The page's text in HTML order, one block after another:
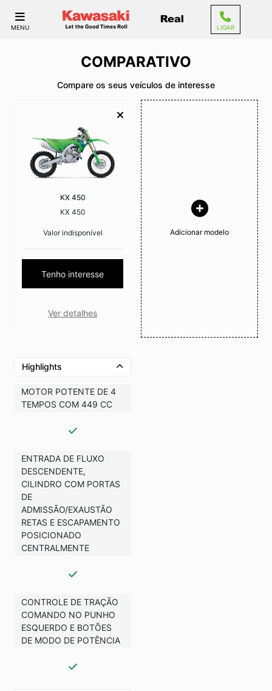
MENU LIGAR
COMPARATIVO
Compare os seus veículos de interesse
KX 450
KX 450
Valor indisponível
Tenho interesse
Ver detalhes
Adicionar modelo
Highlights
MOTOR POTENTE DE 4
TEMPOS COM 449 CC
ENTRADA DE FLUXO
DESCENDENTE,
CILINDRO COM PORTAS
DE
ADMISSÃO/EXAUSTÃO
RETAS E ESCAPAMENTO
POSICIONADO
CENTRALMENTE
CONTROLE DE TRAÇÃO
COMANDO NO PUNHO
ESQUERDO E BOTÕES
DE MODO DE POTÊNCIA